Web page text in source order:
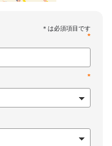
ト
由
てください。
*
*